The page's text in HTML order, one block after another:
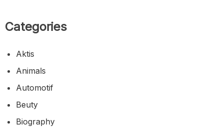
Categories
Aktis
Animals
Automotif
Beuty
Biography